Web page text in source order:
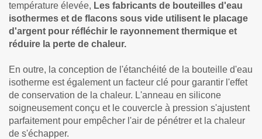
température élevée, Les fabricants de bouteilles d'eau
isothermes et de flacons sous vide utilisent le placage
d'argent pour réfléchir le rayonnement thermique et
réduire la perte de chaleur.
En outre, la conception de l'étanchéité de la bouteille d'eau
isotherme est également un facteur clé pour garantir l'effet
de conservation de la chaleur. L'anneau en silicone
soigneusement conçu et le couvercle à pression s'ajustent
parfaitement pour empêcher l'air de pénétrer et la chaleur
de s'échapper.